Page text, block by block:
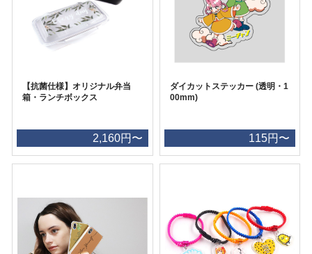
【抗菌仕様】オリジナル弁当
箱・ランチボックス
2,160円〜
ダイカットステッカー (透明・1
00mm)
115円〜